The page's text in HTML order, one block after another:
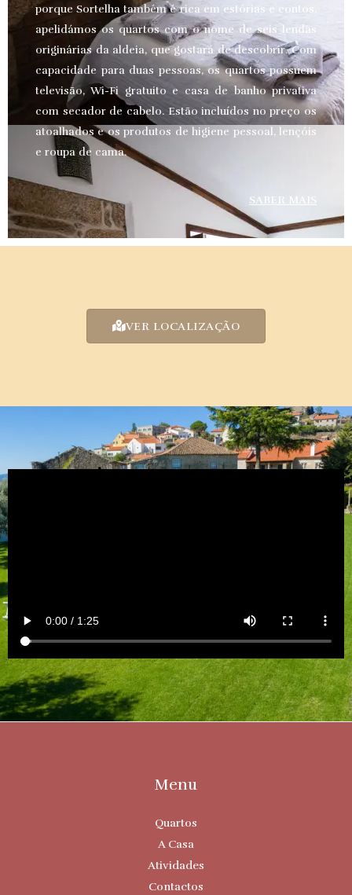
porque Sortelha também é rica em estórias e contos,
apelidámos os quartos com o nome de seis lendas
originárias da aldeia, que gostará de descobrir. Com
capacidade para duas pessoas, os quartos possuem
televisão, Wi-Fi gratuito e casa de banho privativa
com secador de cabelo. Estão incluídos no preço os
atoalhados e os produtos de higiene pessoal, lençóis
e roupa de cama.
SABER MAIS
VER LOCALIZAÇÃO
Menu
Quartos
A Casa
Atividades
Contactos